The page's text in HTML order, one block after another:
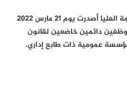
وكانت الغرفة الإدارية بالمحكمة العليا أصدرت يوم 21 مارس 2022
دائمين خاضعين لقانون
عمومية ذات طابع إداري.